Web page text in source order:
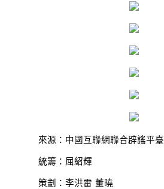
來源：中國互聯網聯合辟謠平臺
統籌：屈紹輝
策劃：李洪雷 董曉